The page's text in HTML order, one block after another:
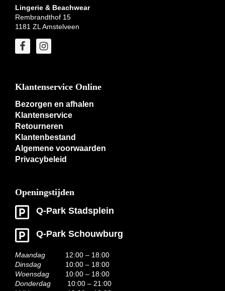
Lingerie & Beachwear
Rembrandthof 15
1181 ZL Amstelveen
Klantenservice Online
Bezorgen en afhalen
Klantenservice
Retourneren
Klantenbestand
Algemene voorwaarden
Privacybeleid
Openingstijden
Q-Park Stadsplein
Q-Park Schouwburg
Maandag
12:00 – 18:00
Dinsdag
10:00 – 18:00
Woensdag
10:00 – 18:00
Donderdag
10:00 – 21:00